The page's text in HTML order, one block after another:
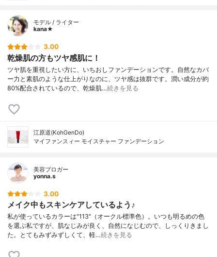
モデル / ライター
kana★
3.00
乾燥肌の方もツヤ感肌に！
ツヤ肌を重視したい方に、いちおしファンデーションです。自然なカバ
ー力と素肌のような仕上がりなのに、ツヤ感は抜群です。潤い成分が約
80%配合されているので、乾燥肌…続きを見る
江原道(KohGenDo)
マイファンスィー モイスチャー ファンデーション
美容ブロガー
yonna.s
3.00
メイク中もスキンケアしているよう♪
私が使っているカラーは"113"（オークル標準色）。いつも明るめの色
を選ぶ私ですが、肌なじみが良く、自然になじむので、しっくりきまし
た。とてもみずみずしくて、軽…続きを見る